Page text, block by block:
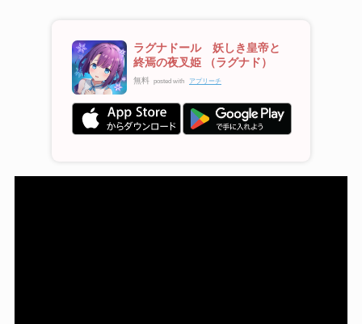
ラグナドール 妖しき皇帝と
終焉の夜叉姫 （ラグナド）
無料 posted with アプリーチ